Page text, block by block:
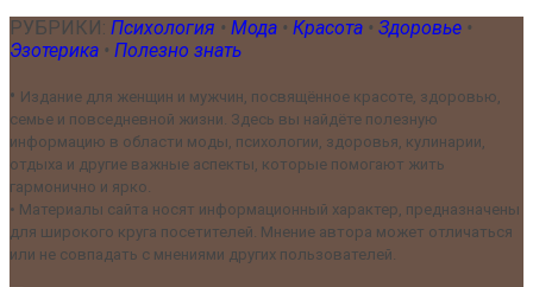
РУБРИКИ: Психология • Мода • Красота • Здоровье •
Эзотерика • Полезно знать
• Издание для женщин и мужчин, посвящённое красоте, здоровью,
семье и повседневной жизни. Здесь вы найдёте полезную
информацию в области моды, психологии, здоровья, кулинарии,
отдыха и другие важные аспекты, которые помогают жить
гармонично и ярко.
• Материалы сайта носят информационный характер, предназначены
для широкого круга посетителей. Мнение автора может отличаться
или не совпадать с мнениями других пользователей.